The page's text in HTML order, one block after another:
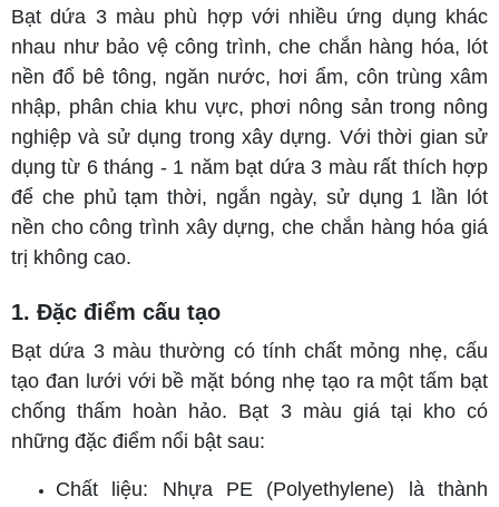
Bạt dứa 3 màu phù hợp với nhiều ứng dụng khác
nhau như bảo vệ công trình, che chắn hàng hóa, lót
nền đổ bê tông, ngăn nước, hơi ẩm, côn trùng xâm
nhập, phân chia khu vực, phơi nông sản trong nông
nghiệp và sử dụng trong xây dựng. Với thời gian sử
dụng từ 6 tháng - 1 năm bạt dứa 3 màu rất thích hợp
để che phủ tạm thời, ngắn ngày, sử dụng 1 lần lót
nền cho công trình xây dựng, che chắn hàng hóa giá
trị không cao.
1. Đặc điểm cấu tạo
Bạt dứa 3 màu thường có tính chất mỏng nhẹ, cấu
tạo đan lưới với bề mặt bóng nhẹ tạo ra một tấm bạt
chống thấm hoàn hảo. Bạt 3 màu giá tại kho có
những đặc điểm nổi bật sau:
Chất liệu: Nhựa PE (Polyethylene) là thành